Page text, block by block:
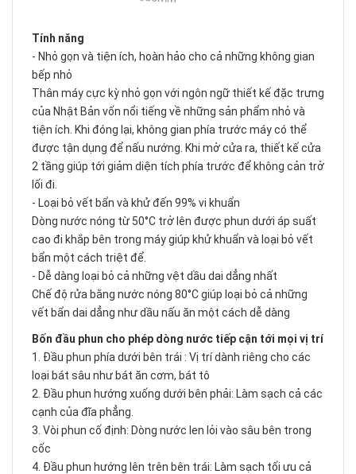
Tính năng
- Nhỏ gọn và tiện ích, hoàn hảo cho cả những không gian
bếp nhỏ
Thân máy cực kỳ nhỏ gọn với ngôn ngữ thiết kế đặc trưng
của Nhật Bản vốn nổi tiếng về những sản phẩm nhỏ và
tiện ích. Khi đóng lại, không gian phía trước máy có thể
được tận dụng để nấu nướng. Khi mở cửa ra, thiết kế cửa
2 tầng giúp tới giảm diện tích phía trước để không cản trở
lối đi.
- Loại bỏ vết bẩn và khử đến 99% vi khuẩn
Dòng nước nóng từ 50°C trở lên được phun dưới áp suất
cao đi khắp bên trong máy giúp khử khuẩn và loại bỏ vết
bẩn một cách triệt để.
- Dễ dàng loại bỏ cả những vệt dầu dai dẳng nhất
Chế độ rửa bằng nước nóng 80°C giúp loại bỏ cả những
vết bẩn dai dẳng như dầu nấu ăn một cách dễ dàng
Bốn đầu phun cho phép dòng nước tiếp cận tới mọi vị trí
1. Đầu phun phía dưới bên trái : Vị trí dành riêng cho các
loại bát sâu như bát ăn cơm, bát tô
2. Đầu phun hướng xuống dưới bên phải: Làm sạch cả các
cạnh của đĩa phẳng.
3. Vòi phun cố định: Dòng nước len lỏi vào sâu bên trong
cốc
4. Đầu phun hướng lên trên bên trái: Làm sạch tối ưu cả